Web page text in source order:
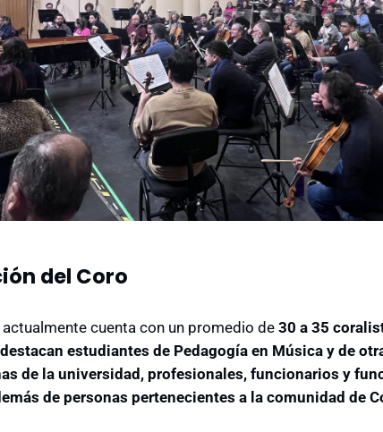
del Coro
cuenta con un promedio de30 a 35
estudiantes de Pedagogía en Música y de
de la universidad, profesionales, funcionarios y
de personas pertenecientes a la comunidad de